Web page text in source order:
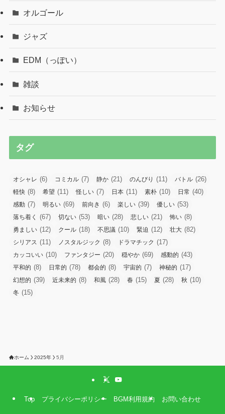
オルゴール
ジャズ
EDM（っぽい）
雑談
お知らせ
タグ
オシャレ (6) コミカル (7) 静か (21) のんびり (11) バトル (26)
軽快 (8) 希望 (11) 怪しい (7) 日本 (11) 素朴 (10) 日常 (40)
感動 (7) 明るい (69) 前向き (6) 楽しい (39) 優しい (53)
落ち着く (67) 切ない (53) 暗い (28) 悲しい (21) 怖い (8)
勇ましい (12) クール (18) 不思議 (10) 緊迫 (12) 壮大 (82)
シリアス (11) ノスタルジック (8) ドラマチック (17)
カッコいい (10) ファンタジー (20) 穏やか (69) 感動的 (43)
平和的 (8) 日常的 (78) 都会的 (8) 宇宙的 (7) 神秘的 (17)
幻想的 (39) 近未来的 (8) 和風 (28) 春 (15) 夏 (28) 秋 (10)
冬 (15)
ホーム 2025年 5月
Top プライバシーポリシー BGM利用規約 お問い合わせ